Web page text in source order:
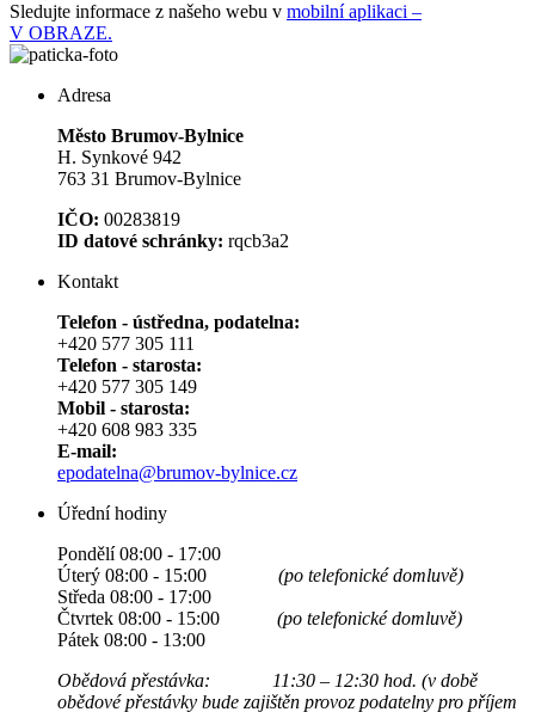
Sledujte informace z našeho webu v mobilní aplikaci –
V OBRAZE.
Adresa
Město Brumov-Bylnice
H. Synkové 942
763 31 Brumov-Bylnice
IČO: 00283819
ID datové schránky: rqcb3a2
Kontakt
Telefon - ústředna, podatelna:
+420 577 305 111
Telefon - starosta:
+420 577 305 149
Mobil - starosta:
+420 608 983 335
E-mail:
epodatelna@brumov-bylnice.cz
Úřední hodiny
Pondělí 08:00 - 17:00
Úterý 08:00 - 15:00 (po telefonické domluvě)
Středa 08:00 - 17:00
Čtvrtek 08:00 - 15:00 (po telefonické domluvě)
Pátek 08:00 - 13:00
Obědová přestávka: 11:30 – 12:30 hod. (v době
obědové přestávky bude zajištěn provoz podatelny pro příjem